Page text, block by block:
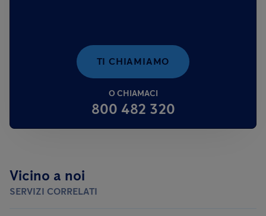
TI CHIAMIAMO
O CHIAMACI
800 482 320
Vicino a noi
SERVIZI CORRELATI